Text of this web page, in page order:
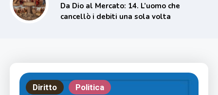
Da Dio al Mercato: 14. L’uomo che
cancellò i debiti una sola volta
Diritto Politica